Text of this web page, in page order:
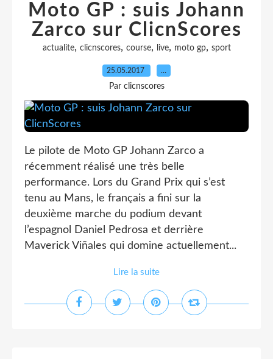
Moto GP : suis Johann
Zarco sur ClicnScores
actualite, clicnscores, course, live, moto gp, sport
25.05.2017 …
Par clicnscores
Le pilote de Moto GP Johann Zarco a
récemment réalisé une très belle
performance. Lors du Grand Prix qui s’est
tenu au Mans, le français a fini sur la
deuxième marche du podium devant
l’espagnol Daniel Pedrosa et derrière
Maverick Viñales qui domine actuellement...
Lire la suite